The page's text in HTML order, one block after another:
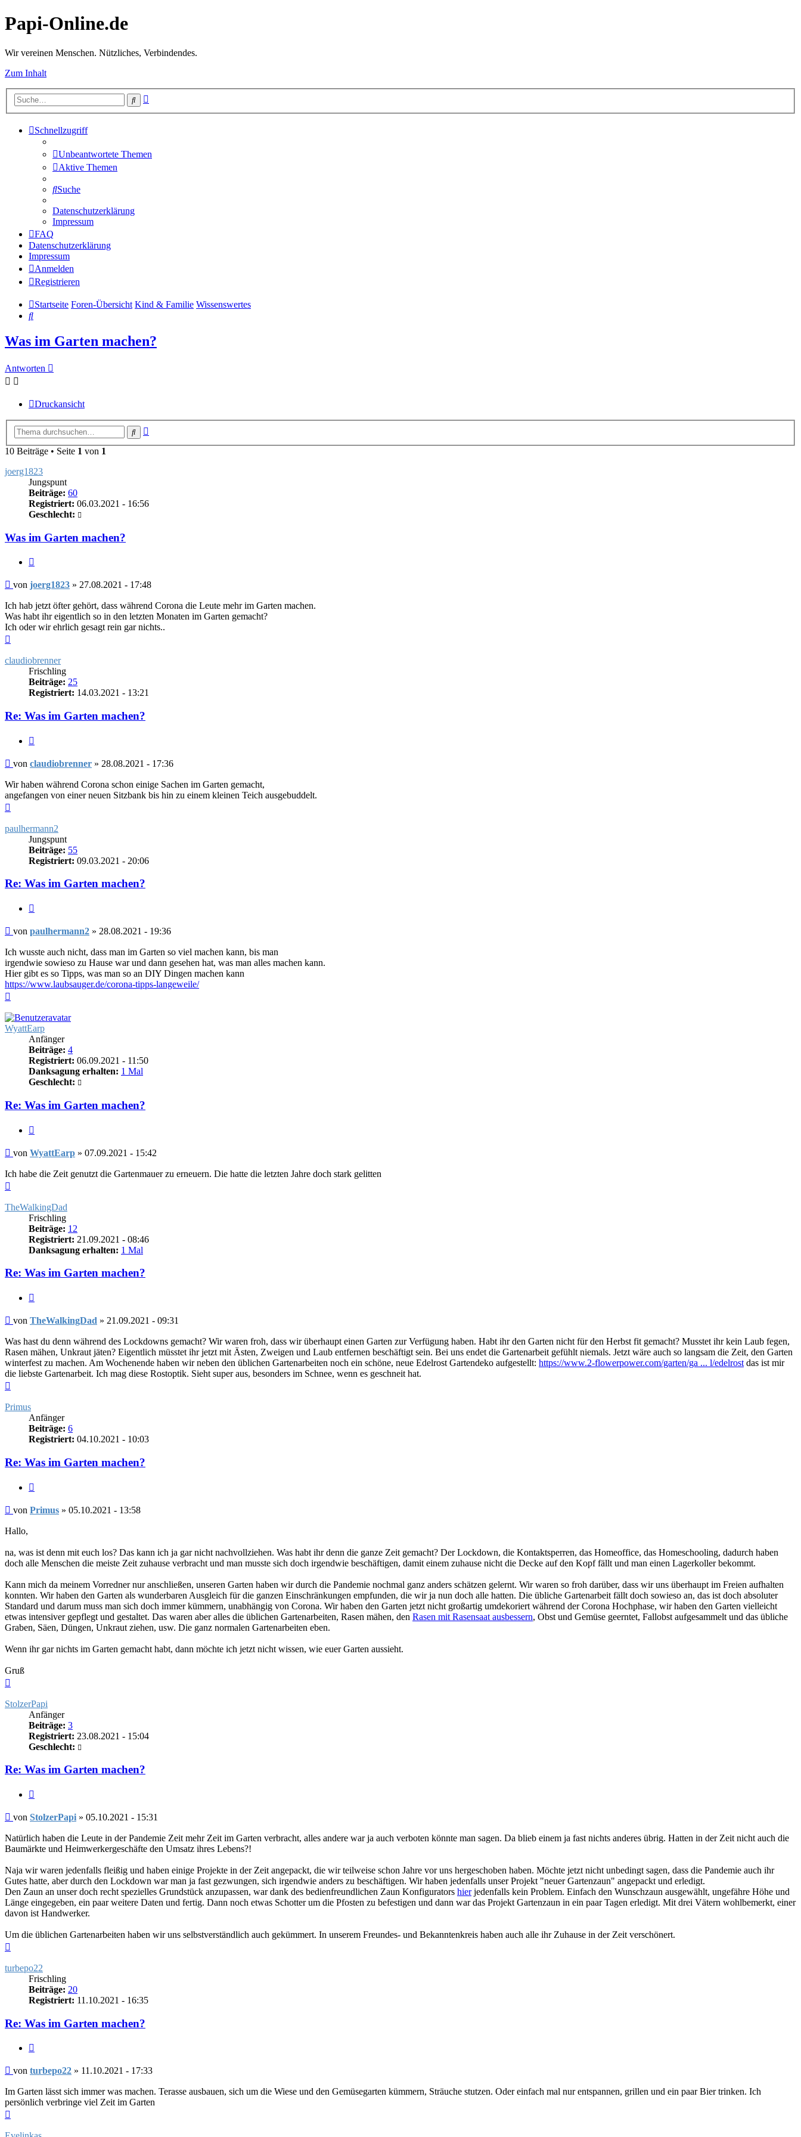
Papi-Online.de
Wir vereinen Menschen. Nützliches, Verbindendes.
Zum Inhalt
Suche
Schnellzugriff
Unbeantwortete Themen
Aktive Themen
Suche
Datenschutzerklärung
Impressum
FAQ
Datenschutzerklärung
Impressum
Anmelden
Registrieren
Startseite Foren-Übersicht Kind & Familie Wissenswertes
Suche
Was im Garten machen?
Antworten
Druckansicht
Suche
10 Beiträge • Seite 1 von 1
joerg1823
Jungspunt
Beiträge: 60
Registriert: 06.03.2021 - 16:56
Geschlecht:
Was im Garten machen?
Beitrag
von joerg1823 » 27.08.2021 - 17:48
Ich hab jetzt öfter gehört, dass während Corona die Leute mehr im Garten machen.
Was habt ihr eigentlich so in den letzten Monaten im Garten gemacht?
Ich oder wir ehrlich gesagt rein gar nichts..
claudiobrenner
Frischling
Beiträge: 25
Registriert: 14.03.2021 - 13:21
Re: Was im Garten machen?
Beitrag
von claudiobrenner » 28.08.2021 - 17:36
Wir haben während Corona schon einige Sachen im Garten gemacht,
angefangen von einer neuen Sitzbank bis hin zu einem kleinen Teich ausgebuddelt.
paulhermann2
Jungspunt
Beiträge: 55
Registriert: 09.03.2021 - 20:06
Re: Was im Garten machen?
Beitrag
von paulhermann2 » 28.08.2021 - 19:36
Ich wusste auch nicht, dass man im Garten so viel machen kann, bis man
irgendwie sowieso zu Hause war und dann gesehen hat, was man alles machen kann.
Hier gibt es so Tipps, was man so an DIY Dingen machen kann
https://www.laubsauger.de/corona-tipps-langeweile/
WyattEarp
Anfänger
Beiträge: 4
Registriert: 06.09.2021 - 11:50
Danksagung erhalten: 1 Mal
Geschlecht:
Re: Was im Garten machen?
Beitrag
von WyattEarp » 07.09.2021 - 15:42
Ich habe die Zeit genutzt die Gartenmauer zu erneuern. Die hatte die letzten Jahre doch stark gelitten
TheWalkingDad
Frischling
Beiträge: 12
Registriert: 21.09.2021 - 08:46
Danksagung erhalten: 1 Mal
Re: Was im Garten machen?
Beitrag
von TheWalkingDad » 21.09.2021 - 09:31
Was hast du denn während des Lockdowns gemacht? Wir waren froh, dass wir überhaupt einen Garten zur Verfügung haben. Habt ihr den Garten nicht für den Herbst fit gemacht? Musstet ihr kein Laub fegen,
Rasen mähen, Unkraut jäten? Eigentlich müsstet ihr jetzt mit Ästen, Zweigen und Laub entfernen beschäftigt sein. Bei uns endet die Gartenarbeit gefühlt niemals. Jetzt wäre auch so langsam die Zeit, den Garten
winterfest zu machen. Am Wochenende haben wir neben den üblichen Gartenarbeiten noch ein schöne, neue Edelrost Gartendeko aufgestellt: https://www.2-flowerpower.com/garten/ga ... l/edelrost das ist mir
die liebste Gartenarbeit. Ich mag diese Rostoptik. Sieht super aus, besonders im Schnee, wenn es geschneit hat.
Primus
Anfänger
Beiträge: 6
Registriert: 04.10.2021 - 10:03
Re: Was im Garten machen?
Beitrag
von Primus » 05.10.2021 - 13:58
Hallo,
na, was ist denn mit euch los? Das kann ich ja gar nicht nachvollziehen. Was habt ihr denn die ganze Zeit gemacht? Der Lockdown, die Kontaktsperren, das Homeoffice, das Homeschooling, dadurch haben
doch alle Menschen die meiste Zeit zuhause verbracht und man musste sich doch irgendwie beschäftigen, damit einem zuhause nicht die Decke auf den Kopf fällt und man einen Lagerkoller bekommt.
Kann mich da meinem Vorredner nur anschließen, unseren Garten haben wir durch die Pandemie nochmal ganz anders schätzen gelernt. Wir waren so froh darüber, dass wir uns überhaupt im Freien aufhalten
konnten. Wir haben den Garten als wunderbaren Ausgleich für die ganzen Einschränkungen empfunden, die wir ja nun doch alle hatten. Die übliche Gartenarbeit fällt doch sowieso an, das ist doch absoluter
Standard und darum muss man sich doch immer kümmern, unabhängig von Corona. Wir haben den Garten jetzt nicht großartig umdekoriert während der Corona Hochphase, wir haben den Garten vielleicht
etwas intensiver gepflegt und gestaltet. Das waren aber alles die üblichen Gartenarbeiten, Rasen mähen, den Rasen mit Rasensaat ausbessern, Obst und Gemüse geerntet, Fallobst aufgesammelt und das übliche
Graben, Säen, Düngen, Unkraut ziehen, usw. Die ganz normalen Gartenarbeiten eben.
Wenn ihr gar nichts im Garten gemacht habt, dann möchte ich jetzt nicht wissen, wie euer Garten aussieht.
Gruß
StolzerPapi
Anfänger
Beiträge: 3
Registriert: 23.08.2021 - 15:04
Geschlecht:
Re: Was im Garten machen?
Beitrag
von StolzerPapi » 05.10.2021 - 15:31
Natürlich haben die Leute in der Pandemie Zeit mehr Zeit im Garten verbracht, alles andere war ja auch verboten könnte man sagen. Da blieb einem ja fast nichts anderes übrig. Hatten in der Zeit nicht auch die
Baumärkte und Heimwerkergeschäfte den Umsatz ihres Lebens?!
Naja wir waren jedenfalls fleißig und haben einige Projekte in der Zeit angepackt, die wir teilweise schon Jahre vor uns hergeschoben haben. Möchte jetzt nicht unbedingt sagen, dass die Pandemie auch ihr
Gutes hatte, aber durch den Lockdown war man ja fast gezwungen, sich irgendwie anders zu beschäftigen. Wir haben jedenfalls unser Projekt "neuer Gartenzaun" angepackt und erledigt.
Den Zaun an unser doch recht spezielles Grundstück anzupassen, war dank des bedienfreundlichen Zaun Konfigurators hierjedenfalls kein Problem. Einfach den Wunschzaun ausgewählt, ungefähre Höhe und
Länge eingegeben, ein paar weitere Daten und fertig. Dann noch etwas Schotter um die Pfosten zu befestigen und dann war das Projekt Gartenzaun in ein paar Tagen erledigt. Mit drei Vätern wohlbemerkt, einer
davon ist Handwerker.
Um die üblichen Gartenarbeiten haben wir uns selbstverständlich auch gekümmert. In unserem Freundes- und Bekanntenkreis haben auch alle ihr Zuhause in der Zeit verschönert.
turbepo22
Frischling
Beiträge: 20
Registriert: 11.10.2021 - 16:35
Re: Was im Garten machen?
Beitrag
von turbepo22 » 11.10.2021 - 17:33
Im Garten lässt sich immer was machen. Terasse ausbauen, sich um die Wiese und den Gemüsegarten kümmern, Sträuche stutzen. Oder einfach mal nur entspannen, grillen und ein paar Bier trinken. Ich
persönlich verbringe viel Zeit im Garten